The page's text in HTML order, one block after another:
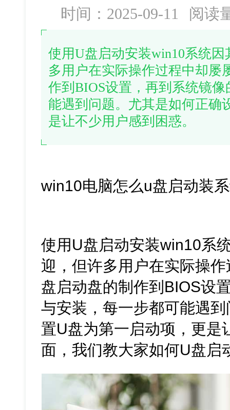
时间：2025-09-11 阅读
使用U盘启动安装win10系统
多用户在实际操作过程中却屡
作到BIOS设置，再到系统镜
能遇到问题。尤其是如何正确
是让不少用户感到困惑。
win10电脑怎么u盘启动装
使用U盘启动安装win10系
迎，但许多用户在实际操
盘启动盘的制作到BIOS设
与安装，每一步都可能遇
置U盘为第一启动项，更是
面，我们教大家如何U盘启